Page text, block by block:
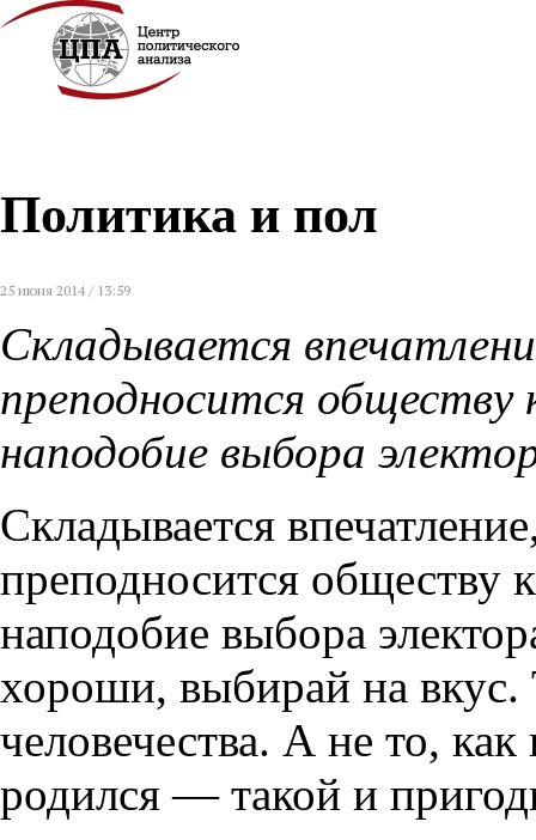
Политика и пол
25 июня 2014 / 13:59
Складывается
преподносится обществу
наподобие выбора
Складывается
преподносится обществу
наподобие выбора
хороши, выбирай на вкус.
человечества. А не то,
родился — такой и